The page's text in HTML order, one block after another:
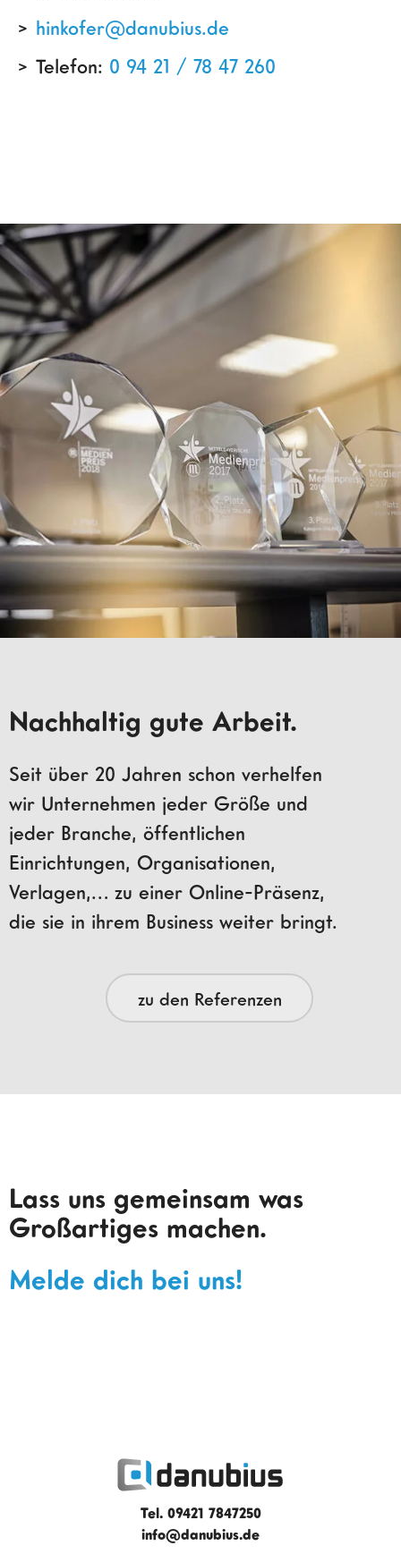
hinkofer@danubius.de
Telefon: 0 94 21 / 78 47 260
Nachhaltig gute Arbeit.
Seit über 20 Jahren schon verhelfen
wir Unternehmen jeder Größe und
jeder Branche, öffentlichen
Einrichtungen, Organisationen,
Verlagen,… zu einer Online-Präsenz,
die sie in ihrem Business weiter bringt.
zu den Referenzen
Lass uns gemeinsam was
Großartiges machen.
Melde dich bei uns!
Tel. 09421 7847250
info@danubius.de